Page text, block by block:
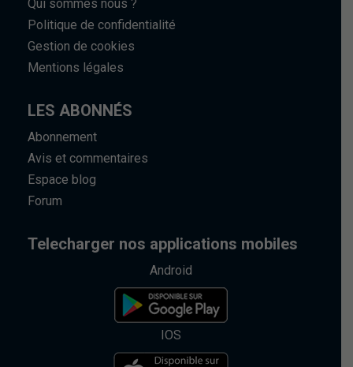
Qui sommes nous ?
Politique de confidentialité
Gestion de cookies
Mentions légales
LES ABONNÉS
Abonnement
Avis et commentaires
Espace blog
Forum
Telecharger nos applications mobiles
Android
IOS